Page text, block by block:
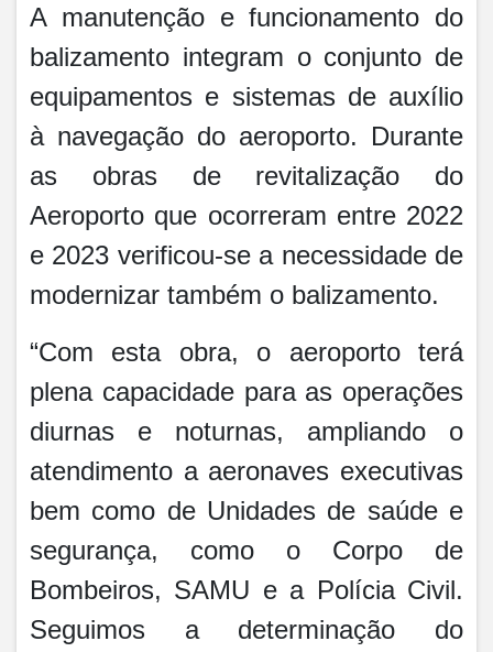
A manutenção e funcionamento do
balizamento integram o conjunto de
equipamentos e sistemas de auxílio
à navegação do aeroporto. Durante
as obras de revitalização do
Aeroporto que ocorreram entre 2022
e 2023 verificou-se a necessidade de
modernizar também o balizamento.
“Com esta obra, o aeroporto terá
plena capacidade para as operações
diurnas e noturnas, ampliando o
atendimento a aeronaves executivas
bem como de Unidades de saúde e
segurança, como o Corpo de
Bombeiros, SAMU e a Polícia Civil.
Seguimos a determinação do